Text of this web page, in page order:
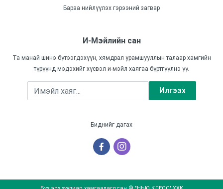
Бараа нийлүүлэх гэрээний загвар
И-Мэйлийн сан
Та манай шинэ бүтээгдэхүүн, хямдрал урамшууллын талаар хамгийн
түрүүнд мэдэхийг хүсвэл и-мэйл хаягаа бүртгүүлнэ үү.
Илгээх
Биднийг дагах